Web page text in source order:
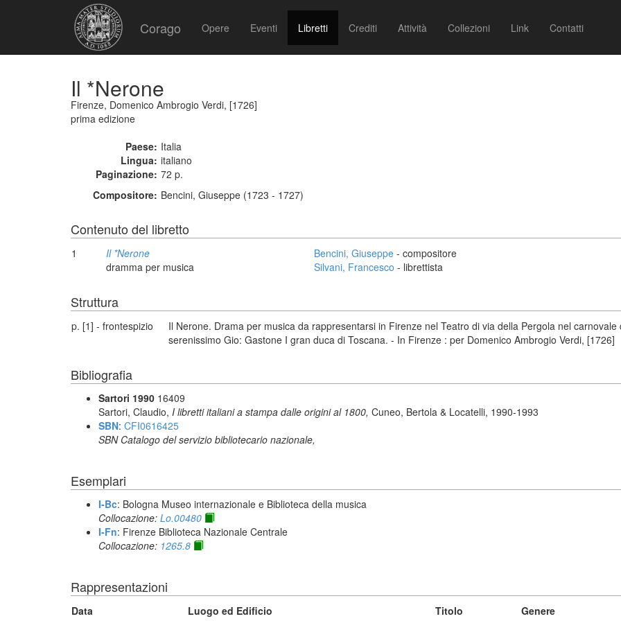
Corago Opere Eventi Libretti Crediti Attività Collezioni Link Contatti
Il *Nerone
Firenze, Domenico Ambrogio Verdi, [1726]
prima edizione
Paese: Italia
Lingua: italiano
Paginazione: 72 p.
Compositore: Bencini, Giuseppe (1723 - 1727)
Contenuto del libretto
1
Il *Nerone
dramma per musica
Bencini, Giuseppe - compositore
Silvani, Francesco - librettista
Struttura
p. [1] - frontespizio
Il Nerone. Drama per musica da rappresentarsi in Firenze nel Teatro di via della Pergola nel
serenissimo Gio: Gastone I gran duca di Toscana. - In Firenze : per Domenico Ambrogio Verdi, [1726]
Bibliografia
Sartori 1990 16409
Sartori, Claudio, I libretti italiani a stampa dalle origini al 1800, Cuneo, Bertola & Locatelli, 1990-1993
SBN: CFI0616425
SBN Catalogo del servizio bibliotecario nazionale,
Esemplari
I-Bc: Bologna Museo internazionale e Biblioteca della musica
Collocazione: Lo.00480
I-Fn: Firenze Biblioteca Nazionale Centrale
Collocazione: 1265.8
Rappresentazioni
Data Luogo ed Edificio Titolo Genere